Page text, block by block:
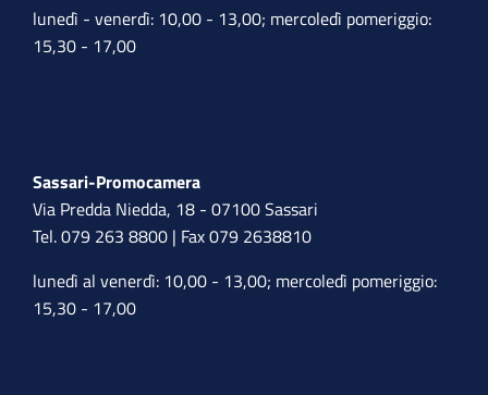
lunedì - venerdì: 10,00 - 13,00; mercoledì pomeriggio:
15,30 - 17,00
Sassari-Promocamera
Via Predda Niedda, 18 - 07100 Sassari
Tel. 079 263 8800 | Fax 079 2638810
lunedì al venerdì: 10,00 - 13,00; mercoledì pomeriggio:
15,30 - 17,00